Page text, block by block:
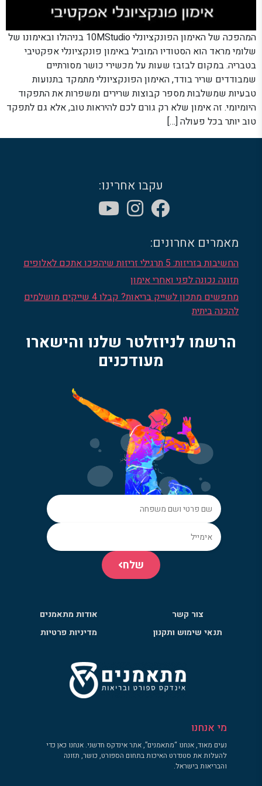
המהפכה של האימון הפונקציונלי 10MStudio בניהולו ובאימונו של
שלומי מראד הוא הסטודיו המוביל באימון פונקציונלי אפקטיבי
בטבריה. במקום לבזבז שעות על מכשירי כושר מסורתיים
שמבודדים שריר בודד, האימון הפונקציונלי מתמקד בתנועות
טבעיות שמשלבות מספר קבוצות שרירים ומשפרות את התפקוד
היומיומי. זה אימון שלא רק גורם לכם להיראות טוב, אלא גם לתפקד
טוב יותר בכל פעולה […]
עקבו אחרינו:
מאמרים אחרונים:
החשיבות בזריזות: 5 תרגילי זריזות שיהפכו אתכם לאלופים
תזונה נכונה לפני ואחרי אימון
מחפשים מתכון לשייק בריאות? קבלו 4 שייקים מושלמים
להכנה ביתית
הרשמו לניוזלטר שלנו והישארו
מעודכנים
שלח
צור קשר
אודות מתאמנים
תנאי שימוש ותקנון
מדיניות פרטיות
מי אנחנו
נעים מאוד, אנחנו “מתאמנים”, אתר אינדקס חדשני. אנחנו כאן כדי
להעלות את סטנדרט האיכות בתחום הספורט, כושר, תזונה
והבריאות בישראל.